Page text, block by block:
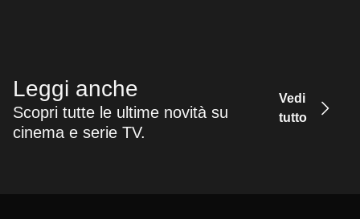
Leggi anche
Scopri tutte le ultime novità su
cinema e serie TV.
Vedi
tutto